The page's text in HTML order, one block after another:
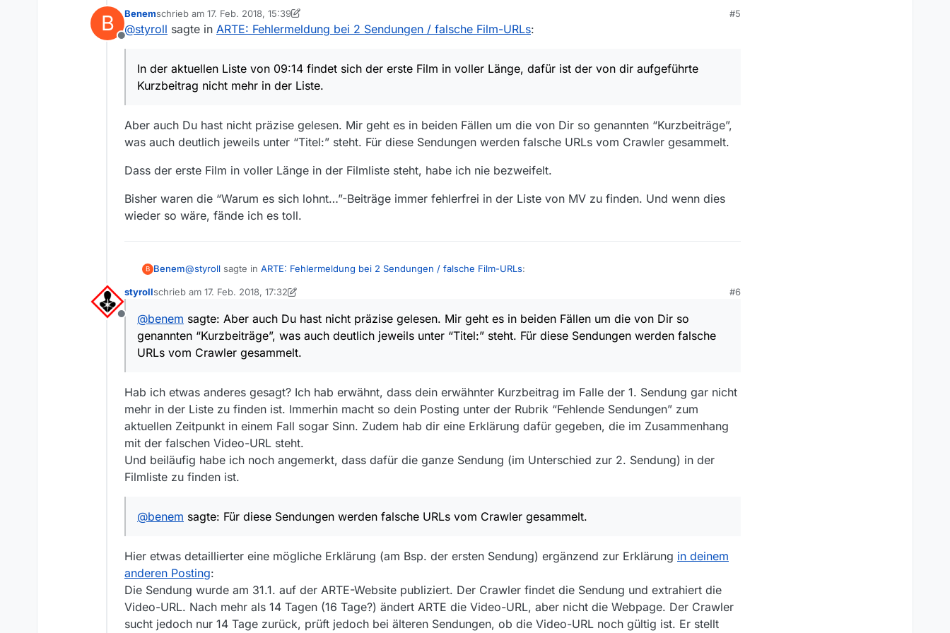
Du bestätigst jedoch implizit, dass Lesen i.A. hilfreich wäre. Dein Screenshot bezieht sich auf die zweite Sendung, meine
B
Offline
Benemschrieb am 17. Feb. 2018, 15:39
zuletzt editiert von Benem
#5
@styroll sagte in ARTE: Fehlermeldung bei 2 Sendungen / falsche Film-URLs:
In der aktuellen Liste von 09:14 findet sich der erste Film in voller Länge, dafür ist der von dir aufgeführte
Kurzbeitrag nicht mehr in der Liste.
Aber auch Du hast nicht präzise gelesen. Mir geht es in beiden Fällen um die von Dir so genannten “Kurzbeiträge”,
was auch deutlich jeweils unter “Titel:” steht. Für diese Sendungen werden falsche URLs vom Crawler gesammelt.
Dass der erste Film in voller Länge in der Filmliste steht, habe ich nie bezweifelt.
Bisher waren die “Warum es sich lohnt…”-Beiträge immer fehlerfrei in der Liste von MV zu finden. Und wenn dies
wieder so wäre, fände ich es toll.
B Benem@styroll sagte in ARTE: Fehlermeldung bei 2 Sendungen / falsche Film-URLs:
nicht mehr in der Liste.
Aber auch Du hast nicht präzise gelesen. Mir geht es in beiden Fällen um die von Dir so genannten “Kurzbeiträge”, was
auch deutlich jeweils unter “Titel:” steht. Für diese Sendungen werden falsche URLs vom Crawler gesammelt.
Dass der erste Film in voller Länge in der Filmliste steht, habe ich nie bezweifelt.
Bisher waren die “Warum es sich lohnt…”-Beiträge immer fehlerfrei in der Liste von MV zu finden. Und wenn dies wieder so
wäre, fände ich es toll.
Offline
styrollschrieb am 17. Feb. 2018, 17:32
zuletzt editiert von styroll
#6
@benem sagte: Aber auch Du hast nicht präzise gelesen. Mir geht es in beiden Fällen um die von Dir so
genannten “Kurzbeiträge”, was auch deutlich jeweils unter “Titel:” steht. Für diese Sendungen werden falsche
URLs vom Crawler gesammelt.
Hab ich etwas anderes gesagt? Ich hab erwähnt, dass dein erwähnter Kurzbeitrag im Falle der 1. Sendung gar nicht
mehr in der Liste zu finden ist. Immerhin macht so dein Posting unter der Rubrik “Fehlende Sendungen” zum
aktuellen Zeitpunkt in einem Fall sogar Sinn. Zudem hab dir eine Erklärung dafür gegeben, die im Zusammenhang
mit der falschen Video-URL steht.
Und beiläufig habe ich noch angemerkt, dass dafür die ganze Sendung (im Unterschied zur 2. Sendung) in der
Filmliste zu finden ist.
@benem sagte: Für diese Sendungen werden falsche URLs vom Crawler gesammelt.
Hier etwas detaillierter eine mögliche Erklärung (am Bsp. der ersten Sendung) ergänzend zur Erklärung in deinem
anderen Posting:
Die Sendung wurde am 31.1. auf der ARTE-Website publiziert. Der Crawler findet die Sendung und extrahiert die
Video-URL. Nach mehr als 14 Tagen (16 Tage?) ändert ARTE die Video-URL, aber nicht die Webpage. Der Crawler
sucht jedoch nur 14 Tage zurück, prüft jedoch bei älteren Sendungen, ob die Video-URL noch gültig ist. Er stellt